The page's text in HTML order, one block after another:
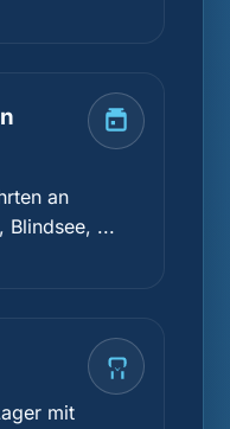
an
Blindsee, ...
mit